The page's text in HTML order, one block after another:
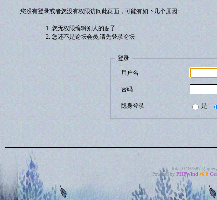
您没有登录或者您没有权限访问此页面，可能有如下几个原因:
您无权限编辑别人的贴子
您还不是论坛会员,请先登录论坛
登录
用户名
密码
隐身登录 是
Total 0.197587(s)
Powered by PHPWind v6.0